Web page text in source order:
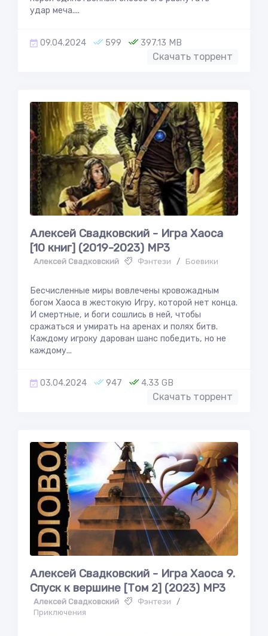
удар меча....
09.04.2024 599 397.13 MB
Скачать торрент
Алексей Свадковский - Игра Хаоса
[10 книг] (2019-2023) МР3
Алексей Свадковский Фэнтези / Боевики
Бесчисленные миры вовлечены кровожадным
богом Хаоса в жестокую Игру, которой нет конца.
И смертные, и боги сошлись в ней, чтобы
сражаться и умирать на аренах и полях битв.
Каждому игроку дарован шанс победить, но не
каждому...
03.04.2024 947 4.33 GB
Скачать торрент
Алексей Свадковский - Игра Хаоса 9.
Спуск к вершине [Том 2] (2023) MP3
Алексей Свадковский Фэнтези
/
Приключения